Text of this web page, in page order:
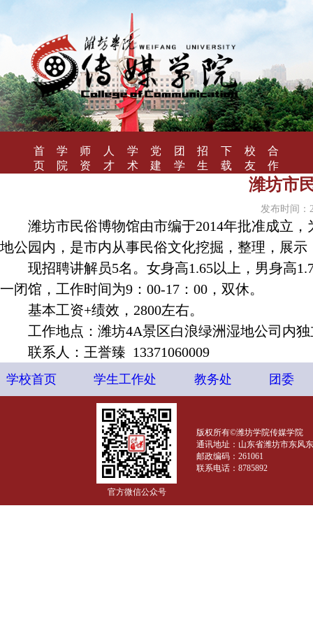
首
页
学
院
师
资
人
才
学
术
党
建
团
学
招
生
下
载
校
友
风
采
合
作
办
学
潍坊市
发布时间：
潍坊市民俗博物馆由市编于2014年批准成立
地公园内，是市内从事民俗文化挖掘，整理，展
现招聘讲解员5名。女身高1.65以上，男身高
一闭馆，工作时间为9 ： 00-17 ： 00 ，双休。
基本工资+绩效，2800左右。
工作地点：潍坊4A景区白浪绿洲湿地公司内
联系人：王誉臻 13371060009
学校首页 学生工作处 教务处 团委
官方微信公众号
版权所有©潍坊学院传媒学院
通讯地址：山东省潍坊市东风
邮政编码：261061
联系电话：8785892